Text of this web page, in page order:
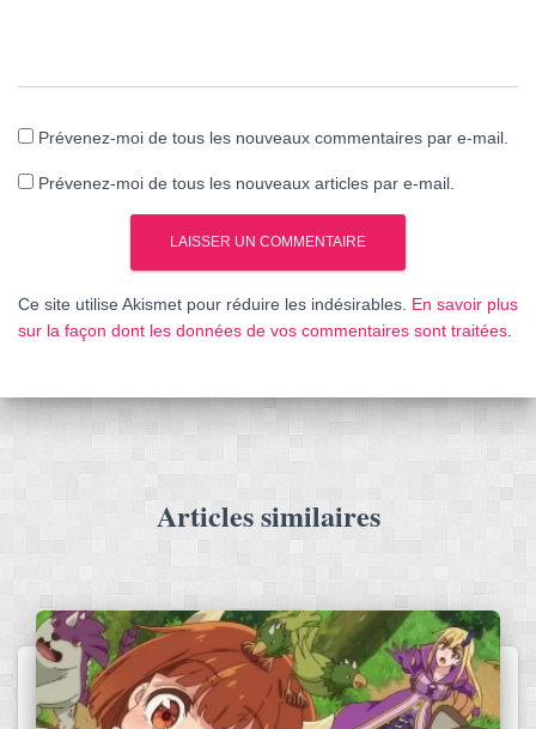
Prévenez-moi de tous les nouveaux commentaires par e-mail.
Prévenez-moi de tous les nouveaux articles par e-mail.
Ce site utilise Akismet pour réduire les indésirables. En savoir plus
sur la façon dont les données de vos commentaires sont traitées
Articles similaires